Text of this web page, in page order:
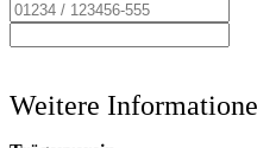
Weitere